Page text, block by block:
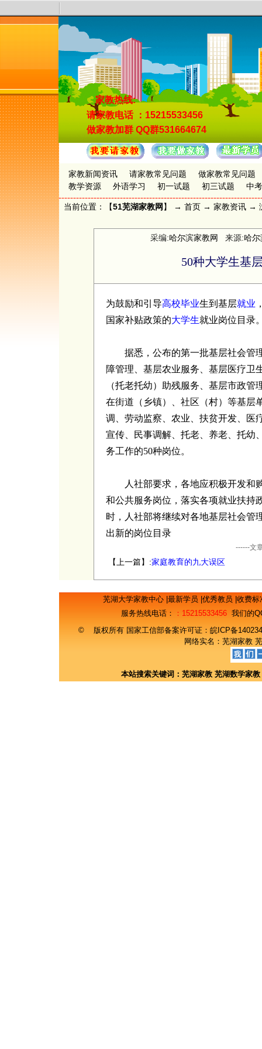
家教热线:
请家教电话 ：15215533456
做家教加群 QQ群531664674
家教新闻资讯 请家教常见问题
做家教常见问题
教学资源
外语学习 初一试题 初三试题 中
当前位置：【51芜湖家教网 】 → 首页 → 家教资讯 →
采编:哈尔滨家教网 来源:哈尔
50种大学生基
为鼓励和引导高校毕业生到基层就业
国家补贴政策的大学生就业岗位目录
据悉，公布的第一批基层社会管理
障管理、基层农业服务、基层医疗卫
（托老托幼）助残服务、基层市政
在街道（乡镇）、社区（村）等基层
调、劳动监察、农业、扶贫开发、医
宣传、民事调解、托老、养老、托幼
务工作的50种岗位。
人社部要求，各地应积极开发和购
和公共服务岗位，落实各项就业扶持
时，人社部将继续对各地基层社会管
出新的岗位目录
------文
【上一篇】:家庭教育的九大误区
芜湖大学家教中心 最新学员 优秀教员 收费
服务热线电话：
：15215533456 我们的
© 版权所有 国家工信部备案许可证： 皖ICP备
网络实名： 芜湖家教
本站搜索关键词： 芜湖家教 芜湖数学家教